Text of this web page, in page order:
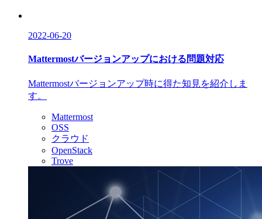
2022-06-20
Mattermostバージョンアップにおける問題対応
Mattermostバージョンアップ時に得た知見を紹介しま
す。
Mattermost
OSS
クラウド
OpenStack
Trove